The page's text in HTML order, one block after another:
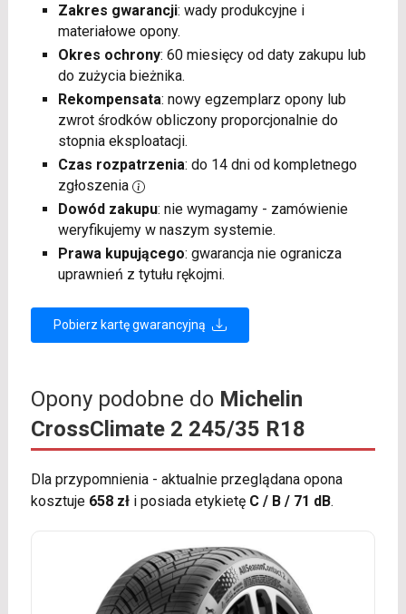
Zakres gwarancji: wady produkcyjne i
materiałowe opony.
Okres ochrony: 60 miesięcy od daty zakupu lub
do zużycia bieżnika.
Rekompensata: nowy egzemplarz opony lub
zwrot środków obliczony proporcjonalnie do
stopnia eksploatacji.
Czas rozpatrzenia: do 14 dni od kompletnego
zgłoszenia
Dowód zakupu: nie wymagamy - zamówienie
weryfikujemy w naszym systemie.
Prawa kupującego: gwarancja nie ogranicza
uprawnień z tytułu rękojmi.
Pobierz kartę gwarancyjną
Opony podobne do Michelin
CrossClimate 2 245/35 R18
Dla przypomnienia - aktualnie przeglądana opona
kosztuje 658 złi posiada etykietę C / B / 71 dB.